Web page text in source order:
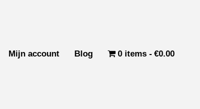
Mijn account Blog 0 items €0.00